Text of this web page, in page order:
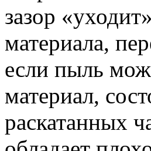
зазор
материала,
если пыль
материал,
раскатанных